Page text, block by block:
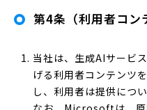
第4条（利用者コン
当社は、生成AIサービ
げる利用者コンテン
し、利用者は提供につ